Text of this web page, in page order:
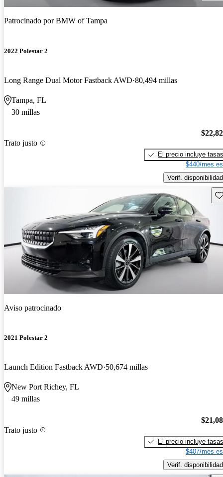
Patrocinado porBMW of Tampa
2022 Polestar 2
Long Range Dual Motor Fastback AWD 80,494 millas
Tampa, FL
30 millas
Trato justo
El precio incluye tasas
$440/mes
Verif. disponibilidad
Aviso patrocinado
2021 Polestar 2
Launch Edition Fastback AWD 50,674 millas
New Port Richey, FL
49 millas
Trato justo
El precio incluye tasas
$407/mes
Verif. disponibilidad